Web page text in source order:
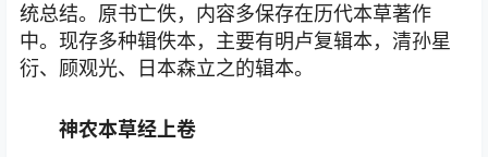
统总结。原书亡佚，内容多保存在历代本草著作
中。现存多种辑佚本，主要有明卢复辑本，清孙星
衍、顾观光、日本森立之的辑本。
神农本草经上卷